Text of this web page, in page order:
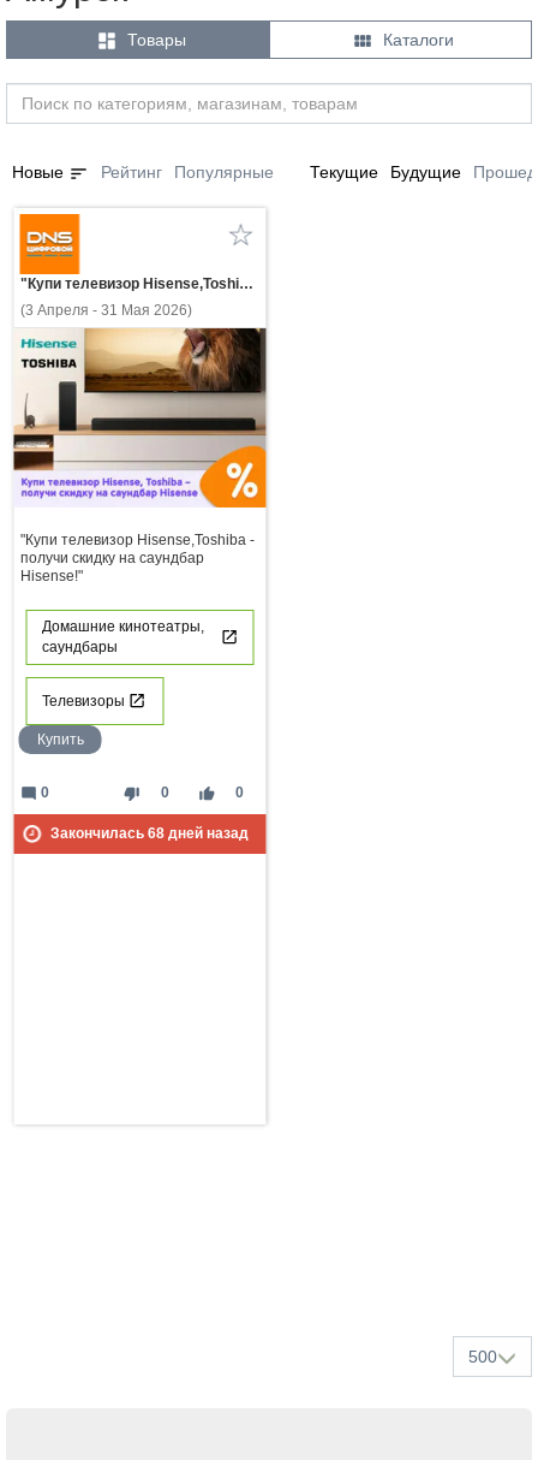
 Товары  Каталоги
Новые sort Рейтинг Популярные Текущие Будущие
"Купи телевизор Hisense,Toshiba - получи скидку на саундбар Hisense!"
(3 Апреля - 31 Мая 2026)
"Купи телевизор Hisense,Toshiba -
получи скидку на саундбар
Hisense!"
Домашние кинотеатры,
саундбары
Телевизоры
Купить
thumb_down 0 thumb_up 0
mode_comment 0
Закончилась 68дней назад
500